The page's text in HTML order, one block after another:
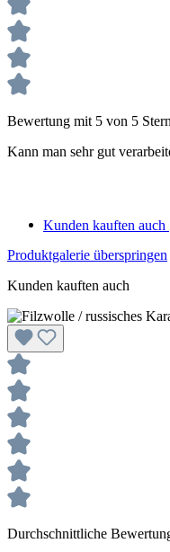
Bewertung mit 5 von 5
Kann man sehr gut
Kunden kauften auch
Produktgalerie überspringen
Kunden kauften auch
Durchschnittliche